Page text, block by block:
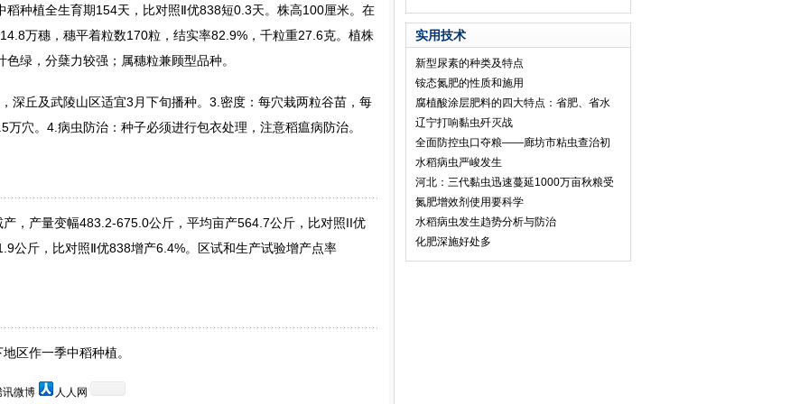
稻种植全生育期154天，比对照Ⅱ优838短0.3天。株高100厘米。在
万穗，穗平着粒数170粒，结实率82.9%，千粒重27.6克。植株
绿，分蘖力较强；属穗粒兼顾型品种。
深丘及武陵山区适宜3月下旬播种。3.密度：每穴栽两粒谷苗，每
穴。4.病虫防治：种子必须进行包衣处理，注意稻瘟病防治。
，产量变幅483.2-675.0公斤，平均亩产564.7公斤，比对照II优
公斤，比对照Ⅱ优838增产6.4%。区试和生产试验增产点率
区作一季中稻种植。
讯微博 人人网
实用技术
新型尿素的种类及特点
铵态氮肥的性质和施用
腐植酸涂层肥料的四大特点：省肥、省水
辽宁打响黏虫歼灭战
全面防控虫口夺粮——廊坊市粘虫查治初
水稻病虫严峻发生
河北：三代黏虫迅速蔓延1000万亩秋粮受
氮肥增效剂使用要科学
水稻病虫发生趋势分析与防治
化肥深施好处多